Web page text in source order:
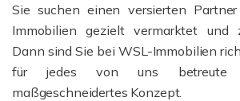
Sie suchen einen versierten
Immobilien gezielt vermarktet und
Dann sind Sie bei WSL-Immobilien
für jedes von uns betreute
maßgeschneidertes Konzept.